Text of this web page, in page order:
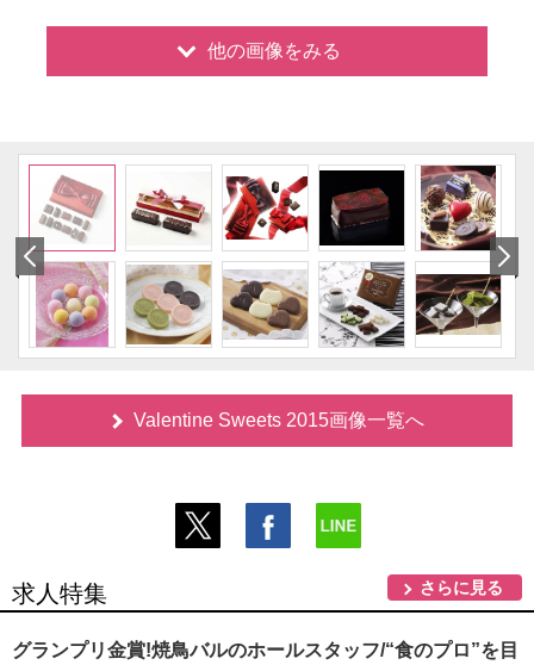
他の画像をみる
Valentine Sweets 2015画像一覧へ
求人特集 さらに見る
グランプリ金賞!焼鳥バルのホールスタッフ/“食のプロ”を目